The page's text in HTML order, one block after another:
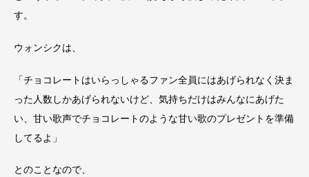
す。
ウォンシクは、
「チョコレートはいらっしゃるファン全員にはあげられなく決ま
った人数しかあげられないけど、気持ちだけはみんなにあげた
い、甘い歌声でチョコレートのような甘い歌のプレゼントを準備
してるよ」
とのことなので、